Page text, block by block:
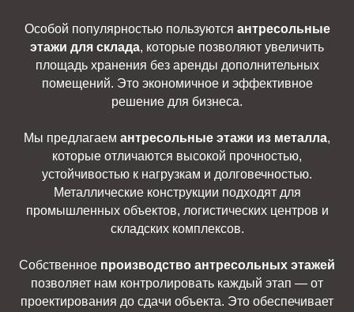
Особой популярностью пользуются антресольные
этажи для склада, которые позволяют увеличить
площадь хранения без аренды дополнительных
помещений. Это экономичное и эффективное
решение для бизнеса.
Мы предлагаем антресольные этажи из металла,
которые отличаются высокой прочностью,
устойчивостью к нагрузкам и долговечностью.
Металлические конструкции подходят для
промышленных объектов, логистических центров и
складских комплексов.
Собственное производство антресольных этажей
позволяет нам контролировать каждый этап — от
проектирования до сдачи объекта. Это обеспечивает